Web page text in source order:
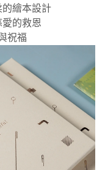
繪本設計
的救恩
祝福